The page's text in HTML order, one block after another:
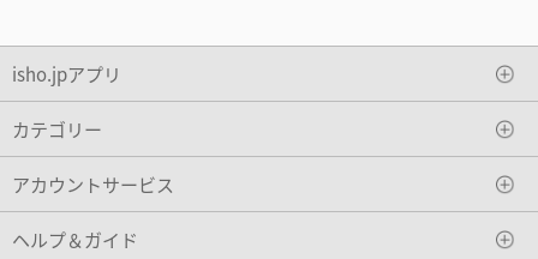
isho.jpアプリ
カテゴリー
アカウントサービス
ヘルプ＆ガイド